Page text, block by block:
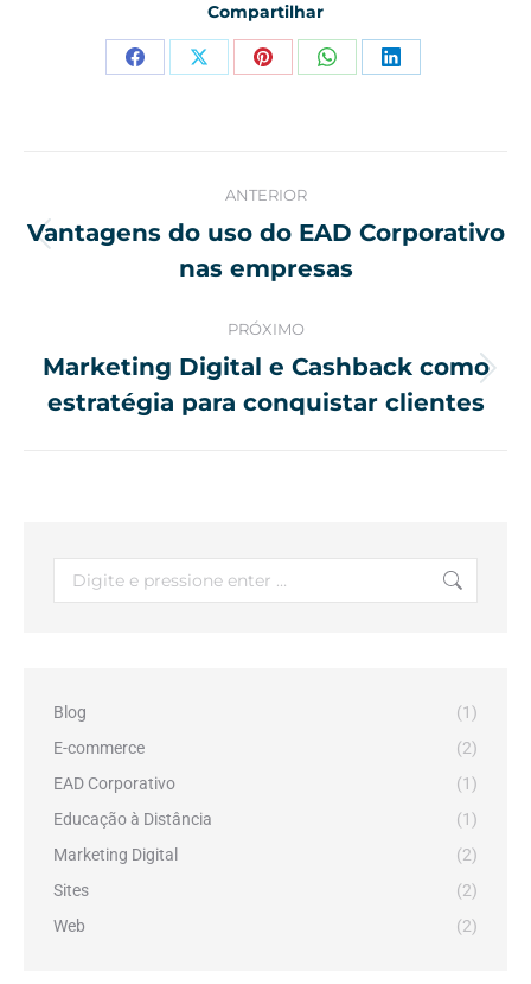
Compartilhar
CompartilharCompartilharCompartilhar
CompartilharCompartilhar
de
ANTERIOR
Post
anterior:
Vantagens do uso do EAD Corporativo
nas empresas
PRÓXIMO
Próximo
post:
Marketing Digital e Cashback como
estratégia para conquistar clientes
Search:
Blog
(1)
E-commerce
(2)
EAD Corporativo
(1)
Educação à Distância
(1)
Marketing Digital
(2)
Sites
(2)
Web
(2)